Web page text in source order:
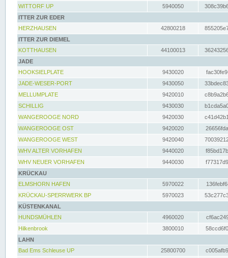
WITTORF UP
5940050
ITTER ZUR EDER
HERZHAUSEN
42800218
ITTER ZUR DIEMEL
KOTTHAUSEN
44100013
JADE
HOOKSIELPLATE
9430020
JADE-WESER-PORT
9430050
MELLUMPLATE
9420010
SCHILLIG
9430030
WANGEROOGE NORD
9420030
WANGEROOGE OST
9420020
WANGEROOGE WEST
9420040
WHV ALTER VORHAFEN
9440020
WHV NEUER VORHAFEN
9440030
KRÜCKAU
ELMSHORN HAFEN
5970022
KRÜCKAU-SPERRWERK BP
5970023
KÜSTENKANAL
HUNDSMÜHLEN
4960020
Hilkenbrook
3800010
LAHN
Bad Ems Schleuse UP
25800700